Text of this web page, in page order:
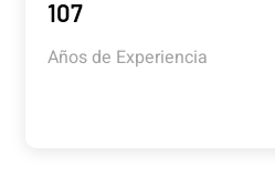
107
Años de Experiencia